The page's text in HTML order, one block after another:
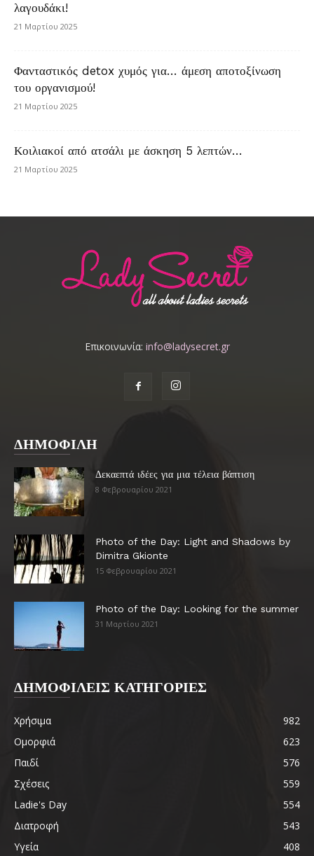
λαγουδάκι!
21 Μαρτίου 2025
Φανταστικός detox χυμός για… άμεση αποτοξίνωση
του οργανισμού!
21 Μαρτίου 2025
Κοιλιακοί από ατσάλι με άσκηση 5 λεπτών…
21 Μαρτίου 2025
Επικοινωνία: info@ladysecret.gr
ΔΗΜΟΦΙΛΗ
Δεκαεπτά ιδέες για μια τέλεια βάπτιση
8 Φεβρουαρίου 2021
Photo of the Day: Light and Shadows by
Dimitra Gkionte
15 Φεβρουαρίου 2021
Photo of the Day: Looking for the summer
31 Μαρτίου 2021
ΔΗΜΟΦΙΛΕΙΣ ΚΑΤΗΓΟΡΙΕΣ
Χρήσιμα
982
Ομορφιά
623
Παιδί
576
Σχέσεις
559
Ladie's Day
554
Διατροφή
543
Υγεία
408